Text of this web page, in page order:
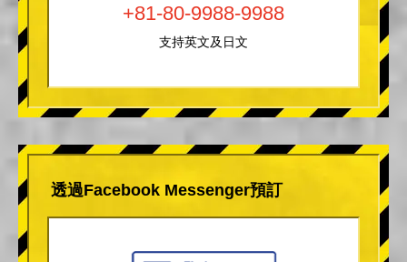
+81-80-9988-9988
支持英文及日文
透過Facebook Messenger預訂